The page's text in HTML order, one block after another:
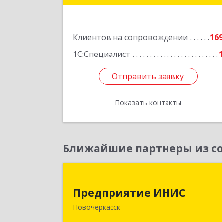
Клиентов на сопровождении
1С:Специалист
1
Отправить заявку
Показать контакты
Отправить заявку
Назад
Ближайшие партнеры из
Предприятие ИНИС
Новочеркасск
346430, Ростовская обл, Новочеркасск
г, Московская ул, дом № 6, оф.8